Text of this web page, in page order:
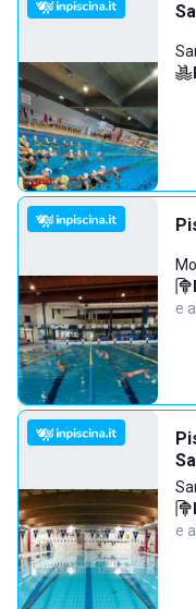
e
e